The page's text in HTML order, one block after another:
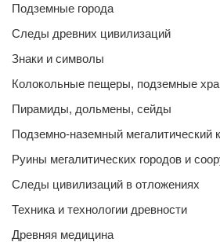
Подземные города
Следы древних цивилизаций
Знаки и символы
Колокольные пещеры, подземные
Пирамиды, дольмены, сейды
Подземно-наземный мегалитический
Руины мегалитических городов и
Следы цивилизаций в отложениях
Техника и технологии древности
Древняя медицина